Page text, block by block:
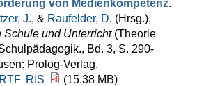
von Medienkompetenz.
J., & Raufelder, D. (Hrsg.),
Schule und Unterricht(Theorie
Bd. 3, S. 290-
Prolog-Verlag.
RTF RIS (15.38 MB)